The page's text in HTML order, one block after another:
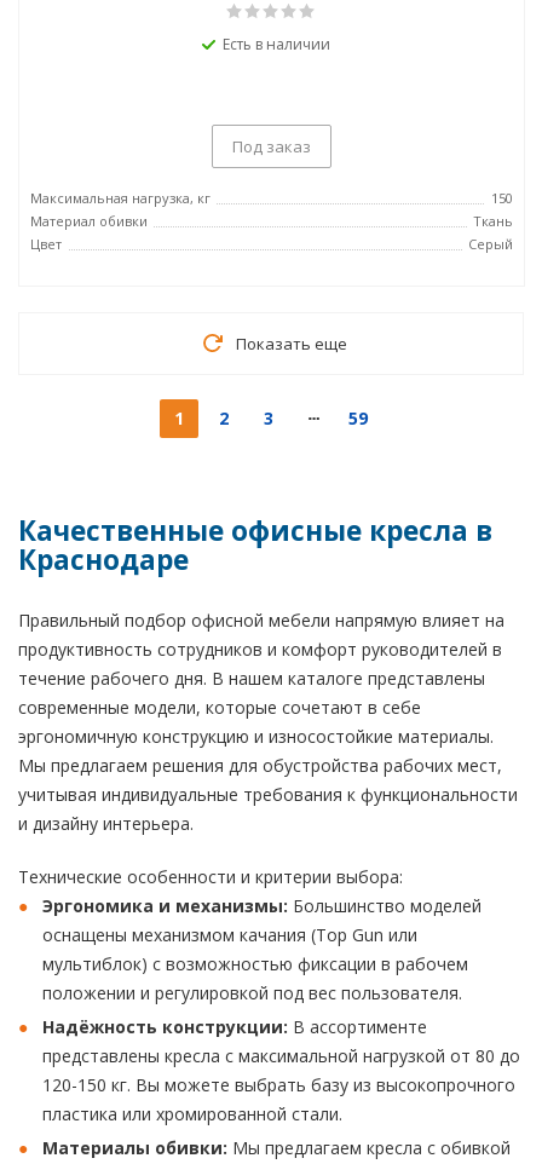
Есть в наличии
Под заказ
Максимальная нагрузка, кг
150
Материал обивки
Ткань
Цвет
Серый
Показать еще
1 2 3 59
Качественные офисные кресла в
Краснодаре
Правильный подбор офисной мебели напрямую влияет на
продуктивность сотрудников и комфорт руководителей в
течение рабочего дня. В нашем каталоге представлены
современные модели, которые сочетают в себе
эргономичную конструкцию и износостойкие материалы.
Мы предлагаем решения для обустройства рабочих мест,
учитывая индивидуальные требования к функциональности
и дизайну интерьера.
Технические особенности и критерии выбора:
Эргономика и механизмы: Большинство моделей
оснащены механизмом качания (Top Gun или
мультиблок) с возможностью фиксации в рабочем
положении и регулировкой под вес пользователя.
Надёжность конструкции: В ассортименте
представлены кресла с максимальной нагрузкой от 80 до
120-150 кг. Вы можете выбрать базу из высокопрочного
пластика или хромированной стали.
Материалы обивки: Мы предлагаем кресла с обивкой